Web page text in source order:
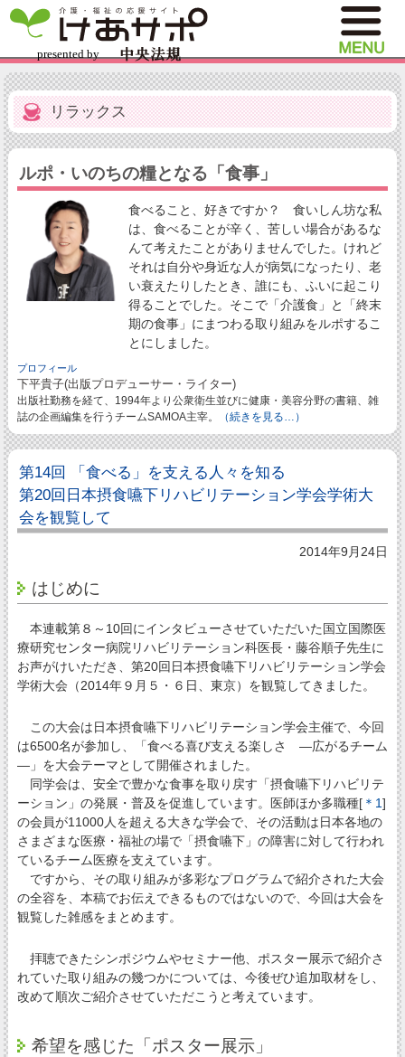
リラックス
ルポ・いのちの糧となる「食事」
食べること、好きですか？ 食いしん坊な私
は、食べることが辛く、苦しい場合があるな
んて考えたことがありませんでした。けれど
それは自分や身近な人が病気になったり、老
い衰えたりしたとき、誰にも、ふいに起こり
得ることでした。そこで「介護食」と「終末
期の食事」にまつわる取り組みをルポするこ
とにしました。
プロフィール
下平貴子(出版プロデューサー・ライター)
出版社勤務を経て、1994年より公衆衛生並びに健康・美容分野の書籍、雑
誌の企画編集を行うチームSAMOA主宰。
（続きを見る…）
第14回 「食べる」を支える人々を知る
第20回日本摂食嚥下リハビリテーション学会学術大
会を観覧して
2014年9月24日
はじめに
本連載第８～10回にインタビューさせていただいた国立国際医
療研究センター病院リハビリテーション科医長・藤谷順子先生に
お声がけいただき、第20回日本摂食嚥下リハビリテーション学会
学術大会（2014年９月５・６日、東京）を観覧してきました。
この大会は日本摂食嚥下リハビリテーション学会主催で、今回
は6500名が参加し、「食べる喜び支える楽しさ —広がるチーム
—」を大会テーマとして開催されました。
同学会は、安全で豊かな食事を取り戻す「摂食嚥下リハビリテ
ーション」の発展・普及を促進しています。医師ほか多職種[＊1]
の会員が11000人を超える大きな学会で、その活動は日本各地の
さまざまな医療・福祉の場で「摂食嚥下」の障害に対して行われ
ているチーム医療を支えています。
ですから、その取り組みが多彩なプログラムで紹介された大会
の全容を、本稿でお伝えできるものではないので、今回は大会を
観覧した雑感をまとめます。
拝聴できたシンポジウムやセミナー他、ポスター展示で紹介さ
れていた取り組みの幾つかについては、今後ぜひ追加取材をし、
改めて順次ご紹介させていただこうと考えています。
希望を感じた「ポスター展示」